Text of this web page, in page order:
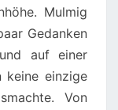
Mulmig
Gedanken
auf einer
keine einzige
Von